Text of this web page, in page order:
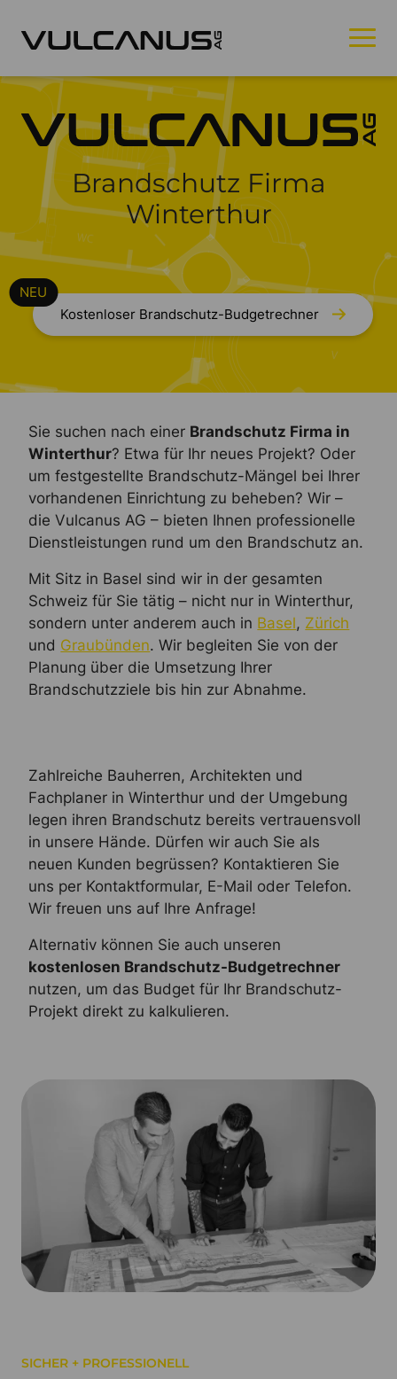
Brandschutz Firma
Winterthur
Kostenloser Brandschutz-Budgetrechner
Sie suchen nach einer Brandschutz Firma in
Winterthur? Etwa für Ihr neues Projekt? Oder
um festgestellte Brandschutz-Mängel bei Ihrer
vorhandenen Einrichtung zu beheben? Wir –
die Vulcanus AG – bieten Ihnen professionelle
Dienstleistungen rund um den Brandschutz an.
Mit Sitz in Basel sind wir in der gesamten
Schweiz für Sie tätig – nicht nur in Winterthur,
sondern unter anderem auch in Basel, Zürich
und Graubünden. Wir begleiten Sie von der
Planung über die Umsetzung Ihrer
Brandschutzziele bis hin zur Abnahme.
Zahlreiche Bauherren, Architekten und
Fachplaner in Winterthur und der Umgebung
legen ihren Brandschutz bereits vertrauensvoll
in unsere Hände. Dürfen wir auch Sie als
neuen Kunden begrüssen? Kontaktieren Sie
uns per Kontaktformular, E-Mail oder Telefon.
Wir freuen uns auf Ihre Anfrage!
Alternativ können Sie auch unseren
kostenlosen Brandschutz-Budgetrechner
nutzen, um das Budget für Ihr Brandschutz-
Projekt direkt zu kalkulieren.
SICHER + PROFESSIONELL